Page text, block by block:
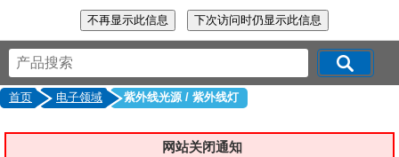
首页 电子领域 紫外线光源 / 紫外线灯
网站关闭通知